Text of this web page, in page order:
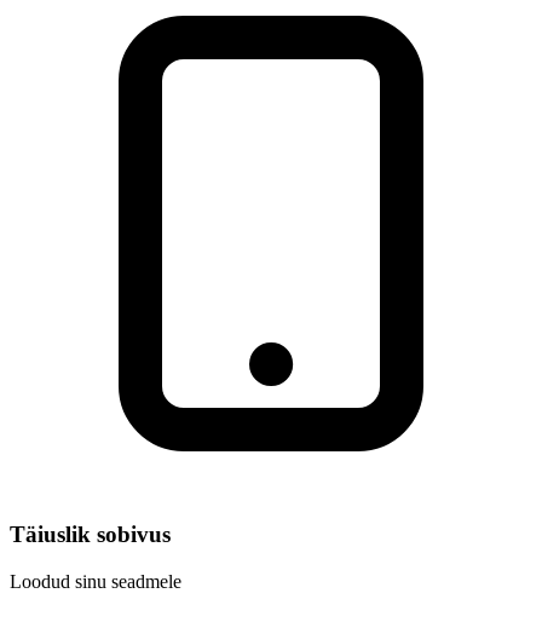
Täiuslik sobivus
Loodud sinu seadmele